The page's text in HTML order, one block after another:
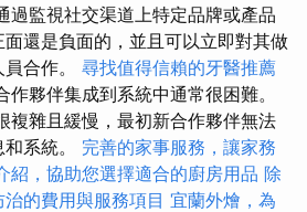
過監視社交渠道上特定品牌或產品
還是負面的，並且可以立即對其做
合作。 尋找值得信賴的牙醫推薦
作夥伴集成到系統中通常很困難。
複雜且緩慢，最初新合作夥伴無法
系統。 完善的家事服務，讓家務
紹，協助您選擇適合的廚房用品 除
的費用與服務項目 宜蘭外燴，為